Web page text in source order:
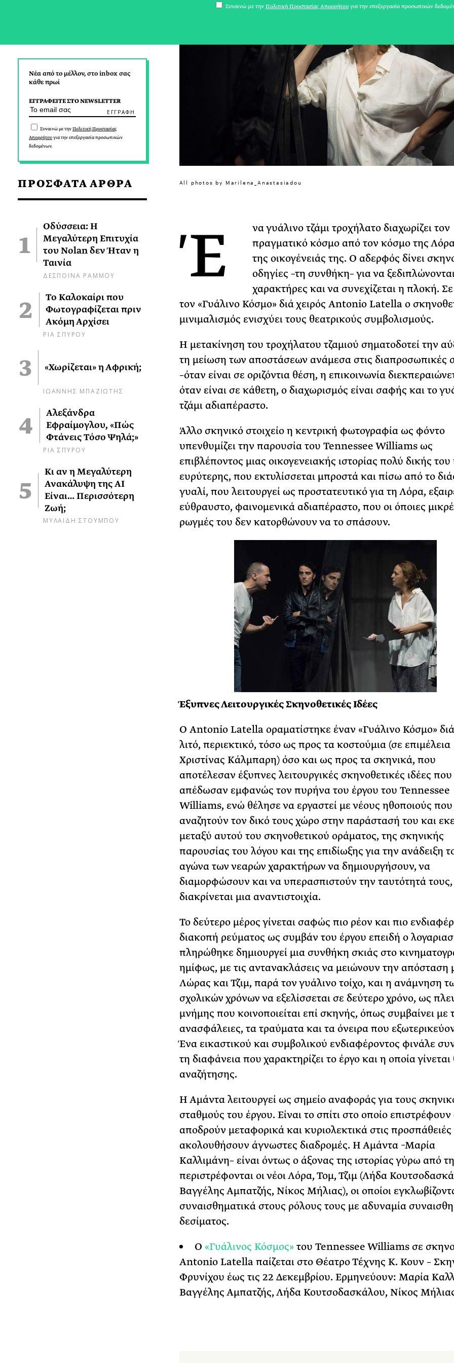
Νέα από το μέλλον, στο inbox σας
κάθε πρωί
ΕΓΓΡΑΦΕΙΤΕ ΣΤΟ NEWSLETTER
Συναινώ με τηνΠολιτική Προστασίας
Απορρήτουγια την επεξεργασία προσωπικών
δεδομένων.
ΠΡΟΣΦΑΤΑ ΑΡΘΡΑ
Οδύσσεια: Η
Μεγαλύτερη Επιτυχία
του Nolan δεν Ήταν η
Ταινία
ΔΕΣΠΟΙΝΑ ΡΑΜΜΟΥ
Το Καλοκαίρι που
Φωτογραφίζεται πριν
Ακόμη Αρχίσει
ΡΙΑ ΣΠΥΡΟΥ
«Χωρίζεται» η Αφρική;
ΙΩΑΝΝΗΣ ΜΠΑΖΙΩΤΗΣ
Αλεξάνδρα
Εφραίμογλου, «Πώς
Φτάνεις Τόσο Ψηλά;»
ΡΙΑ ΣΠΥΡΟΥ
Κι αν η Μεγαλύτερη
Ανακάλυψη της AI
Είναι… Περισσότερη
Ζωή;
ΜΥΛΑΙΔΗ ΣΤΟΥΜΠΟΥ
All photos by Marilena_Anastasiadou
Έ
να γυάλινο τζάμι τροχήλατο διαχωρίζει τον
πραγματικό κόσμο από τον κόσμο της
της οικογένειάς της. Ο αδερφός δίνει
οδηγίες –τη συνθήκη– για να
χαρακτήρες και να συνεχίζεται η πλοκή.
τον «Γυάλινο Κόσμο» διά χειρός Antonio Latella o
μινιμαλισμός ενισχύει τους θεατρικούς συμβολισμούς.
Η μετακίνηση του τροχήλατου τζαμιού σηματοδοτεί την
τη μείωση των αποστάσεων ανάμεσα στις διαπροσωπικές
–όταν είναι σε οριζόντια θέση, η επικοινωνία
όταν είναι σε κάθετη, ο διαχωρισμός είναι σαφής και το
τζάμι αδιαπέραστο.
Άλλο σκηνικό στοιχείο η κεντρική φωτογραφία ως φόντο
υπενθυμίζει την παρουσία του Tennessee Williams ως
επιβλέποντος μιας οικογενειακής ιστορίας πολύ δικής
ευρύτερης, που εκτυλίσσεται μπροστά και πίσω από το
γυαλί, που λειτουργεί ως προστατευτικό για τη Λόρα,
εύθραυστο, φαινομενικά αδιαπέραστο, που οι όποιες
ρωγμές του δεν κατορθώνουν να το σπάσουν.
Έξυπνες Λειτουργικές Σκηνοθετικές Ιδέες
Ο Antonio Latella οραματίστηκε έναν «Γυάλινο Κόσμο»
λιτό, περιεκτικό, τόσο ως προς τα κοστούμια (σε επιμέλεια
Χριστίνας Κάλμπαρη) όσο και ως προς τα σκηνικά, που
αποτέλεσαν έξυπνες λειτουργικές σκηνοθετικές ιδέες που
απέδωσαν εμφανώς τον πυρήνα του έργου του Tennessee
Williams, ενώ θέλησε να εργαστεί με νέους ηθοποιούς που
αναζητούν τον δικό τους χώρο στην παράστασή του και
μεταξύ αυτού του σκηνοθετικού οράματος, της σκηνικής
παρουσίας του λόγου και της επιδίωξης για την ανάδειξη
αγώνα των νεαρών χαρακτήρων να δημιουργήσουν, να
διαμορφώσουν και να υπερασπιστούν την ταυτότητά τους,
διακρίνεται μια αναντιστοιχία.
Το δεύτερο μέρος γίνεται σαφώς πιο ρέον και πιο
διακοπή ρεύματος ως συμβάν του έργου επειδή ο
πληρώθηκε δημιουργεί μια συνθήκη σκιάς στο
ημίφως, με τις αντανακλάσεις να μειώνουν την απόσταση
Λώρας και Τζιμ, παρά τον γυάλινο τοίχο, και η ανάμνηση
σχολικών χρόνων να εξελίσσεται σε δεύτερο χρόνο, ως
μνήμης που κοινοποιείται επί σκηνής, όπως συμβαίνει με
ανασφάλειες, τα τραύματα και τα όνειρα που
Ένα εικαστικού και συμβολικού ενδιαφέροντος φινάλε
τη διαφάνεια που χαρακτηρίζει το έργο και η οποία
αναζήτησης.
Η Αμάντα λειτουργεί ως σημείο αναφοράς για τους
σταθμούς του έργου. Είναι το σπίτι στο οποίο επιστρέφουν
αποδρούν μεταφορικά και κυριολεκτικά στις
ακολουθήσουν άγνωστες διαδρομές. Η Αμάντα –Μαρία
Καλλιμάνη– είναι όντως ο άξονας της ιστορίας γύρω από
περιστρέφονται οι νέοι Λόρα, Τομ, Τζιμ (Λήδα
Βαγγέλης Αμπατζής, Νίκος Μήλιας), οι οποίοι
συναισθηματικά στους ρόλους τους με αδυναμία
δεσίματος.
Ο «Γυάλινος Κόσμος»του Tennessee Williams σε
Antonio Latella παίζεται στο Θέατρο Τέχνης Κ. Κουν –
Φρυνίχου έως τις 22 Δεκεμβρίου. Ερμηνεύουν: Μαρία
Βαγγέλης Αμπατζής, Λήδα Κουτσοδασκάλου, Νίκος
Ακόμη Αρχίσει
ΡΙΑ ΣΠΥΡΟΥ
Συναινώ με την Πολιτική Προστασίας Απορρήτου για την επεξεργασία προσωπικών